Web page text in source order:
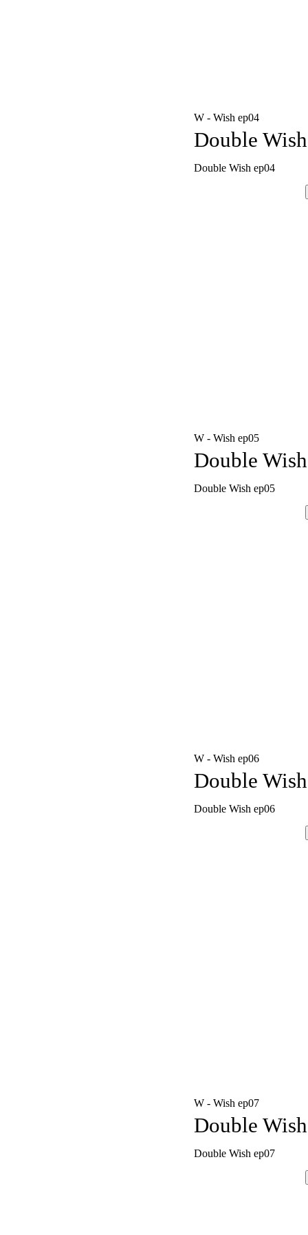
W - Wish ep04
Double
Double Wish ep04
W - Wish ep05
Double
Double Wish ep05
W - Wish ep06
Double
Double Wish ep06
W - Wish ep07
Double
Double Wish ep07